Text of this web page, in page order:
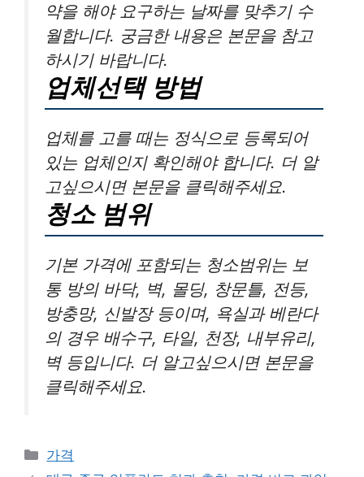
약을 해야 요구하는 날짜를 맞추기 수
월합니다. 궁금한 내용은 본문을 참고
하시기 바랍니다.
업체선택 방법
업체를 고를 때는 정식으로 등록되어
있는 업체인지 확인해야 합니다. 더 알
고싶으시면 본문을 클릭해주세요.
청소 범위
기본 가격에 포함되는 청소범위는 보
통 방의 바닥, 벽, 몰딩, 창문틀, 전등,
방충망, 신발장 등이며, 욕실과 베란다
의 경우 배수구, 타일, 천장, 내부유리,
벽 등입니다. 더 알고싶으시면 본문을
클릭해주세요.
카
테
가격